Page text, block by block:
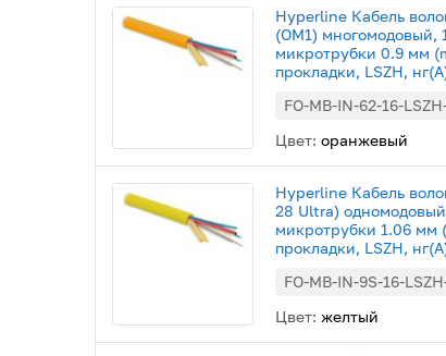
Hyperline Кабель
(OM1) многомодовый,
микротрубки 0.9 мм
прокладки, LSZH,
FO-MB-IN-62-16-
Цвет: оранжевый
Hyperline Кабель
28 Ultra)
микротрубки 1.06 мм
прокладки, LSZH,
FO-MB-IN-9S-16-
Цвет: желтый